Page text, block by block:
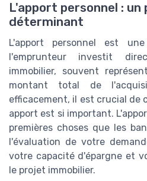
L'apport personnel : un
déterminant
L'apport personnel est
l'emprunteur investit
immobilier, souvent
montant total de
efficacement, il est crucial de
apport est si important.
premières choses que les
l'évaluation de votre
votre capacité d'épargne et
le projet immobilier.